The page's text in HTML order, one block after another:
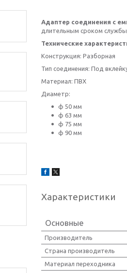
Адаптер соединения с
длительным сроком
Технические
Конструкция: Разборная
Тип соединения: Под
Материал: ПВХ
Диаметр:
ф 50 мм
ф 63 мм
ф 75 мм
ф 90 мм
Характеристики
Основные
Производитель
Страна производитель
Материал переходника